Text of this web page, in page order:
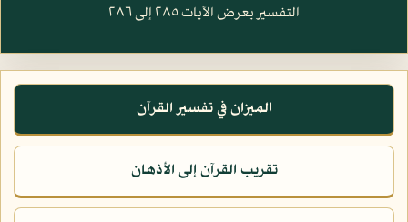
التفسير يعرض الآيات ٢٨٥ إلى ٢٨٦
الميزان في تفسير القرآن
تقريب القرآن إلى الأذهان